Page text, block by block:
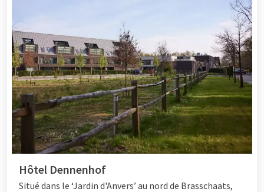
Hôtel Dennenhof
Situé dans le ‘Jardin d'Anvers’ au nord de Brasschaats,